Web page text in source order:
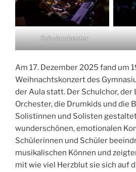
Schulorchester
Am 17. Dezember 2025 fand um
Weihnachtskonzert des
der Aula statt. Der Schulchor, der
Orchester, die Drumkids und die
Solistinnen und Solisten
wunderschönen, emotionalen
Schülerinnen und Schüler
musikalischen Können und
mit wie viel Herzblut sie sich auf